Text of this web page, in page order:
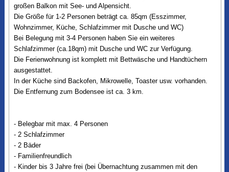
großen Balkon mit See- und Alpensicht.
Die Größe für 1-2 Personen beträgt ca. 85qm (Esszimmer,
Wohnzimmer, Küche, Schlafzimmer mit Dusche und WC)
Bei Belegung mit 3-4 Personen haben Sie ein weiteres
Schlafzimmer (ca.18qm) mit Dusche und WC zur Verfügung.
Die Ferienwohnung ist komplett mit Bettwäsche und Handtüchern
ausgestattet.
In der Küche sind Backofen, Mikrowelle, Toaster usw. vorhanden.
Die Entfernung zum Bodensee ist ca. 3 km.
- Belegbar mit max. 4 Personen
- 2 Schlafzimmer
- 2 Bäder
- Familienfreundlich
- Kinder bis 3 Jahre frei (bei Übernachtung zusammen mit den